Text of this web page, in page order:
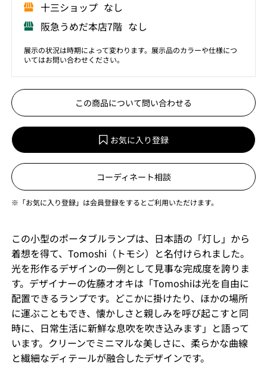
⼗三ショップ なし
阪急うめだ本店7階 なし
展示の状況は時期によって変わります。展示品のカラーや仕様につ
いてはお問い合わせください。
この商品について問い合わせる
お気に入り登録
コーディネート相談
※「お気に入り登録」は会員登録をするとご利用いただけます。
この小型のポータブルランプは、日本語の「灯し」から
着想を得て、Tomoshi（トモシ）と名付けられました。
光を形作るデザインの一例として見事な完成度を誇りま
す。デザイナーの佐藤オオキは「Tomoshiは光を自由に
配置できるランプです。どこかに掛けたり、ほかの場所
に運ぶこともでき、懐かしさと親しみを呼び起こすと同
時に、日常生活に新鮮な息吹を吹き込みます」と語って
います。クリーンでミニマルな美しさに、柔らかな曲線
と繊細なディテールが融合したデザインです。